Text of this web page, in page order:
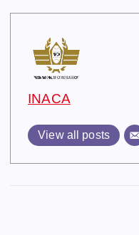
INACA
View all posts